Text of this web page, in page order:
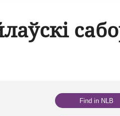
Find in NLB